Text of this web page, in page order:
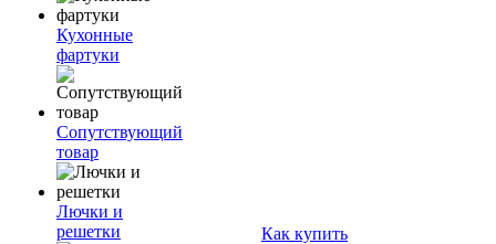
Кухонные
фартуки
Сопутствующий
товар
Лючки и
решетки
Как купить